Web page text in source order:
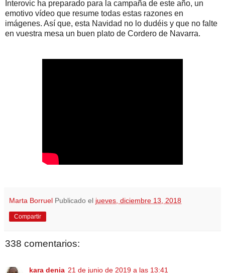
Interovic ha preparado para la campaña de este año, un
emotivo vídeo que resume todas estas razones en
imágenes. Así que, esta Navidad no lo dudéis y que no falte
en vuestra mesa un buen plato de Cordero de Navarra.
Marta Borruel Publicado el jueves, diciembre 13, 2018
Compartir
338 comentarios:
kara denia 21 de junio de 2019 a las 13:41